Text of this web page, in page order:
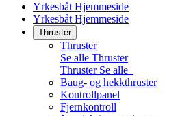
Yrkesbåt Hjemmeside
Yrkesbåt Hjemmeside
Thruster
Thruster
Se alle Thruster
Thruster Se alle
Baug- og hekkthruster
Kontrollpanel
Fjernkontroll